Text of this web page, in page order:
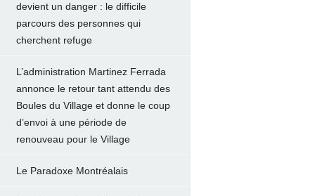
devient un danger : le difficile
parcours des personnes qui
cherchent refuge
L’administration Martinez Ferrada
annonce le retour tant attendu des
Boules du Village et donne le coup
d’envoi à une période de
renouveau pour le Village
Le Paradoxe Montréalais